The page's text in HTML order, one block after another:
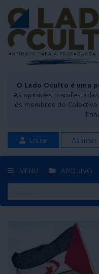
O Lado Oculto é uma
As opiniões
os membros do
Entrar Assinar
MENU ARQUIVO